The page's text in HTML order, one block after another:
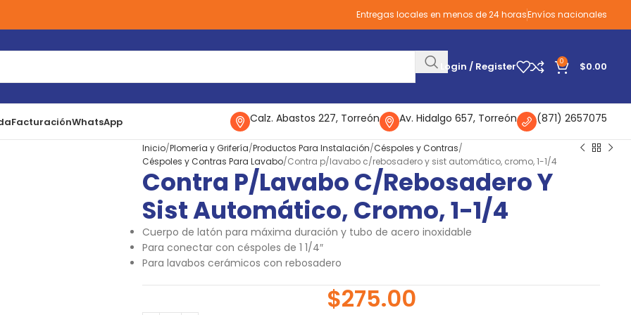
Entregas locales en menos de 24 horasEnvíos nacionales
Login / Register 0 $0.00
FacturaciónWhatsApp Calz. Abastos 227, Torreón Av. Hidalgo 657, Torreón (871) 2657075
Inicio Plomería y Grifería Productos Para Instalación Céspoles y Contras
Céspoles y Contras Para Lavabo Contra p/lavabo c/rebosadero y sist automático, cromo, 1-1/4
Contra P/lavabo C/rebosadero Y
Sist Automático, Cromo, 1-1/4
Cuerpo de latón para máxima duración y tubo de acero inoxidable
Para conectar con céspoles de 1 1/4″
Para lavabos cerámicos con rebosadero
$275.00